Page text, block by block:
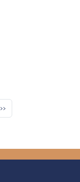
Następna strona
››